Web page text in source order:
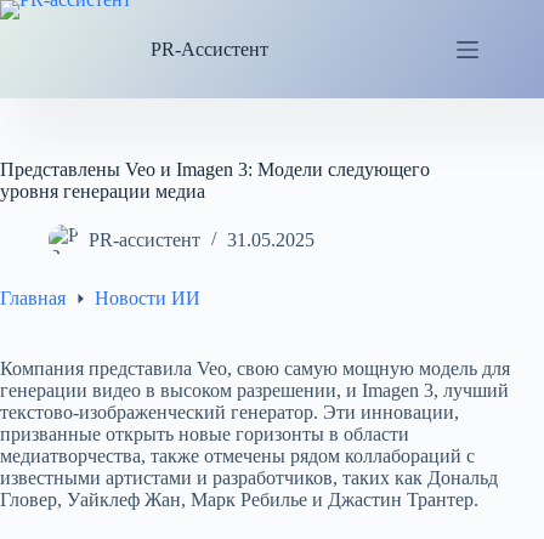
Перейти
PR-Ассистент
Представлены Veo и Imagen 3: Модели следующего
уровня генерации медиа
PR-ассистент 31.05.2025
Главная Новости ИИ
Компания представила Veo, свою самую мощную модель для
генерации видео в высоком разрешении, и Imagen 3, лучший
текстово-изображенческий генератор. Эти инновации,
призванные открыть новые горизонты в области
медиатворчества, также отмечены рядом коллабораций с
известными артистами и разработчиков, таких как Дональд
Гловер, Уайклеф Жан, Марк Ребилье и Джастин Трантер.